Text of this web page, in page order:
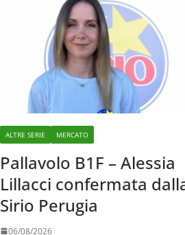
ALTRE SERIE MERCATO
Pallavolo B1F – Alessia
Lillacci confermata
Sirio Perugia
06/08/2026